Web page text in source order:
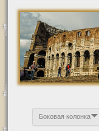
Боковая колонка